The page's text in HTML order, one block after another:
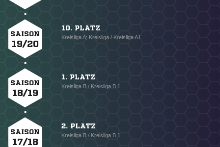
SAISON
19/20
10. PLATZ
Kreisliga A; Kreisliga / Kreisliga A1
SAISON
18/19
1. PLATZ
Kreisliga B / Kreisliga B 1
SAISON
17/18
2. PLATZ
Kreisliga B / Kreisliga B 1